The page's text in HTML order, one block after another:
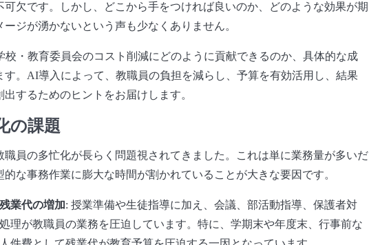
可欠です。しかし、どこから手をつければ良いのか、どのような効果が期
ジが湧かないという声も少なくありません。
・教育委員会のコスト削減にどのように貢献できるのか、具体的な成
。AI導入によって、教職員の負担を減らし、予算を有効活用し、結果
するためのヒントをお届けします。
の課題
員の多忙化が長らく問題視されてきました。これは単に業務量が多いだ
な事務作業に膨大な時間が割かれていることが大きな要因です。
業代の増加: 授業準備や生徒指導に加え、会議、部活動指導、保護者対
理が教職員の業務を圧迫しています。特に、学期末や年度末、行事前な